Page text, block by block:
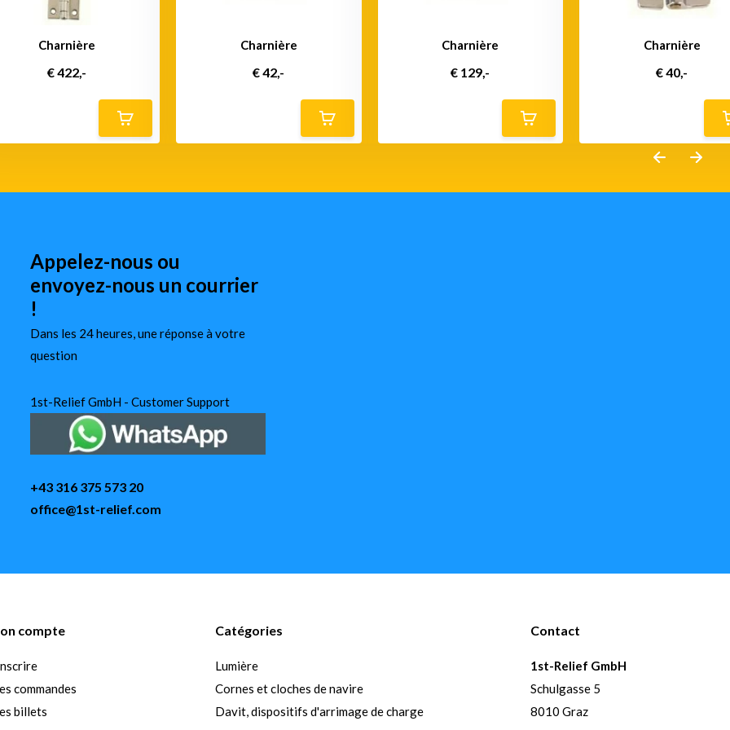
Charnière
€ 422,-
Charnière
€ 42,-
Charnière
€ 129,-
Charnière
€ 40,-
Appelez-nous ou
envoyez-nous un courrier
!
Dans les 24 heures, une réponse à votre
question
1st-Relief GmbH - Customer Support
+43 316 375 573 20
office@1st-relief.com
compte
commandes
billets
Catégories
Lumière
Cornes et cloches de navire
Davit, dispositifs d'arrimage de charge
Contact
1st-Relief GmbH
Schulgasse 5
8010 Graz